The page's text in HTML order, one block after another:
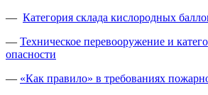
— Категория склада кислородных
— Техническое перевооружение и
опасности
— «Как правило» в требованиях